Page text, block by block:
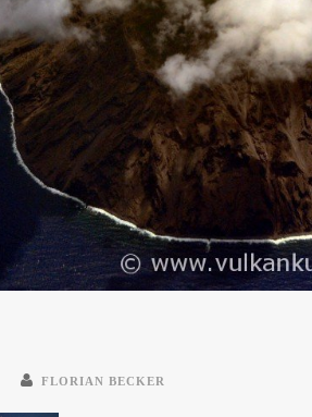
FLORIAN BECKER